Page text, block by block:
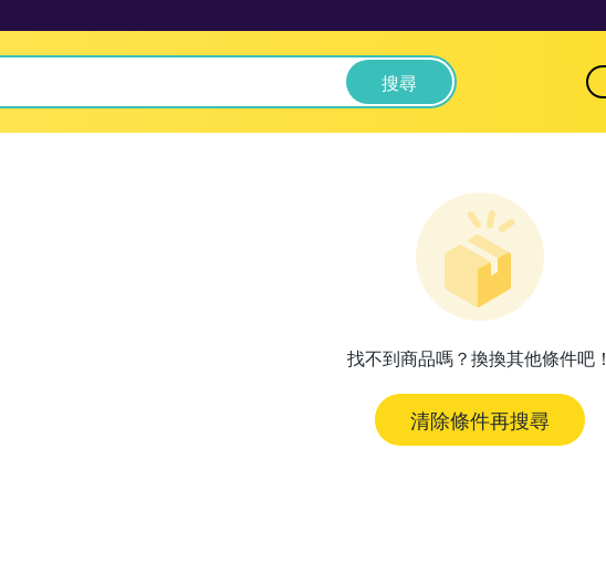
搜尋
找不到商品嗎？換換其他條件吧！
清除條件再搜尋